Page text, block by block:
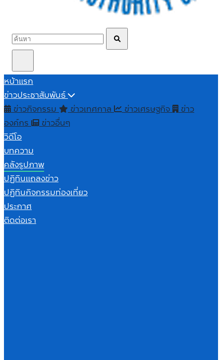
หน้าแรก
ข่าวประชาสัมพันธ์
ข่าวกิจกรรม
ข่าวเทศกาล ข่าวเศรษฐกิจ ข่าว
องค์กร
ข่าวอื่นๆ
วิดีโอ
บทความ
คลังรูปภาพ
ปฏิทินแถลงข่าว
ปฏิทินกิจกรรมท่องเที่ยว
ประกาศ
ติดต่อเรา